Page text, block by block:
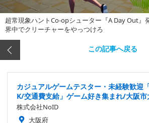
超常現象ハントCo-opシューター『A Day Out
界中でクリーチャーをやっつけろ
この記事へ戻る
カジュアルゲームテスター・未経験歓迎
K/交通費支給」ゲーム好き集まれ/大阪
株式会社NoID
大阪府